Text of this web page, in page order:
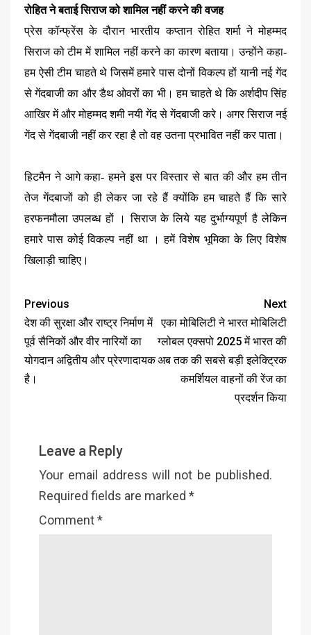
रोहित ने बताई सिराज को शामिल नहीं करने की वजह
प्रेस कॉन्फ्रेंस के दौरान भारतीय कप्तान रोहित शर्मा ने मोहम्मद
सिराज को टीम में शामिल नहीं करने का कारण बताया। उन्होंने कहा-
हम ऐसी टीम चाहते थे जिसमें हमारे पास दोनों विकल्प हों यानी नई गेंद
से गेंदबाजी का और डैथ ओवरों का भी। हम चाहते थे कि अर्शदीप सिंह
आखिर में और मोहम्मद शमी नयी गेंद से गेंदबाजी करे। अगर सिराज नई
गेंद से गेंदबाजी नहीं कर रहा है तो वह उतना प्रभावित नहीं कर पाता।
हिटमैन ने आगे कहा- हमने इस पर विस्तार से बात की और हम तीन
तेज गेंदबाजों को ही लेकर जा रहे हैं क्योंकि हम चाहते हैं कि सारे
हरफनमौला उपलब्ध हों । सिराज के लिये यह दुर्भाग्यपूर्ण है लेकिन
हमारे पास कोई विकल्प नहीं था । हमें विशेष भूमिका के लिए विशेष
खिलाड़ी चाहिए।
Previous
देश की सुरक्षा और राष्ट्र निर्माण में
पूर्व सैनिकों और वीर नारियों का
योगदान अद्वितीय और प्रेरणादायक
है।
Next
एका मोबिलिटी ने भारत मोबिलिटी
ग्लोबल एक्सपो 2025 में भारत की
अब तक की सबसे बड़ी इलेक्ट्रिक
कमर्शियल वाहनों की रेंज का
प्रदर्शन किया
Leave a Reply
Your email address will not be published.
Required fields are marked *
Comment*